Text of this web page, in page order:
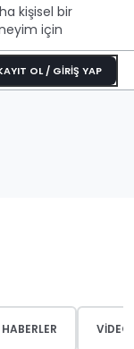
kişisel bir
için
OL / GİRİŞ YAP